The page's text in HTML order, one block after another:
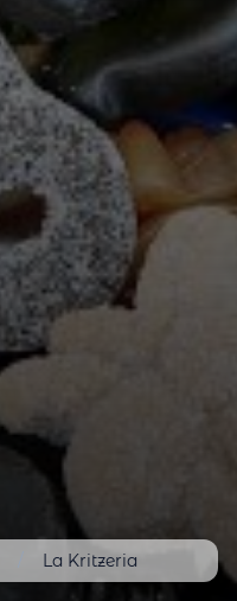
La Kritzeria